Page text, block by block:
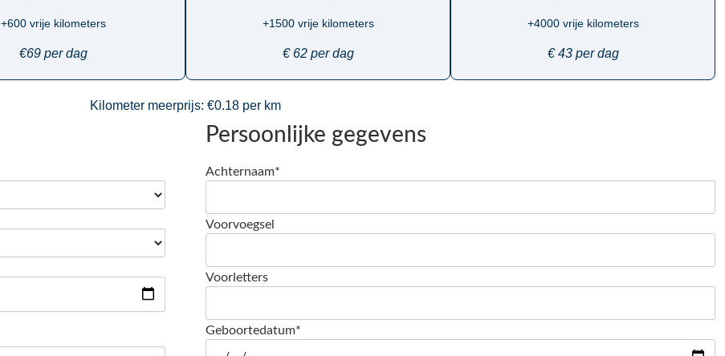
+600 vrije kilometers
€69 per dag
+1500 vrije kilometers
€ 62 per dag
+4000 vrije kilometers
€ 43 per dag
Kilometer meerprijs: €0.18 per km
Persoonlijke gegevens
Achternaam*
Voorvoegsel
Voorletters
Geboortedatum*